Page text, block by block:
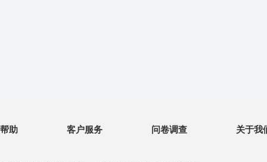
帮助 客户服务 问卷调查 关于我